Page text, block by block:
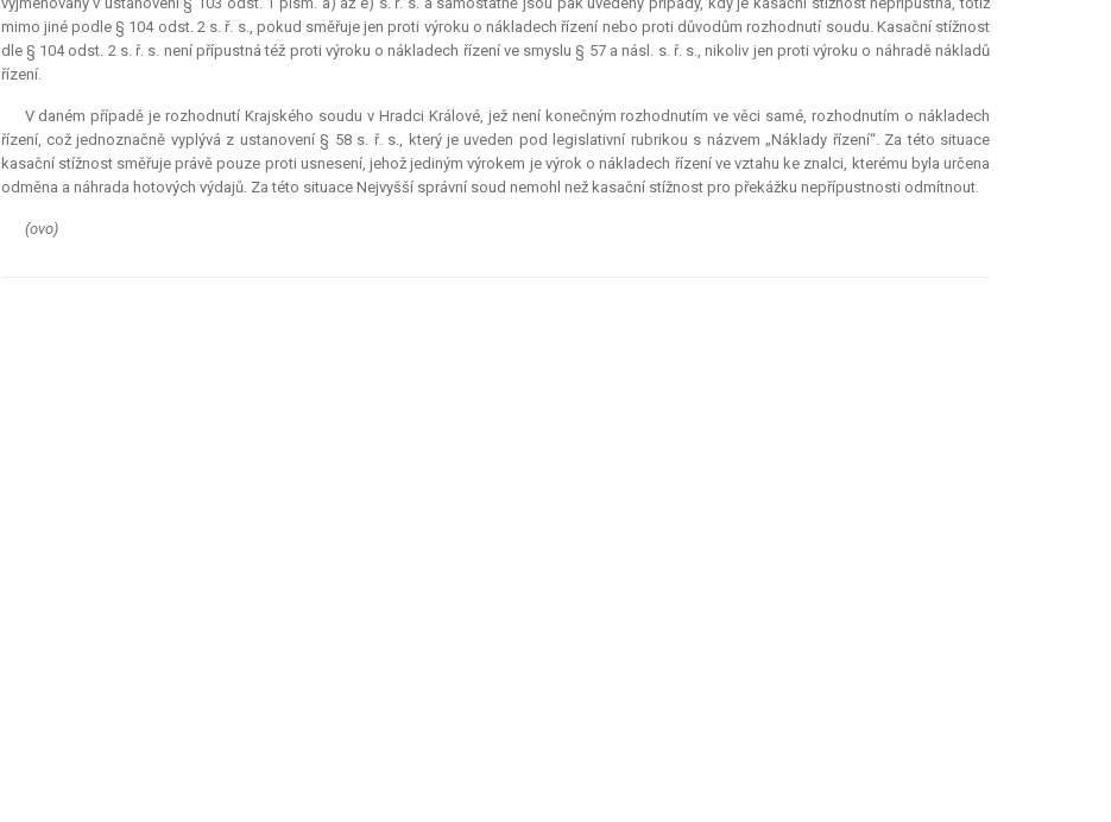
mimo jiné podle § 104 odst. 2 s. ř. s., pokud směřuje jen proti výroku o nákladech řízení nebo proti důvodům rozhodnutí soudu. Kasační stížnost
dle § 104 odst. 2 s. ř. s. není přípustná též proti výroku o nákladech řízení ve smyslu § 57 a násl. s. ř. s., nikoliv jen proti výroku o náhradě nákladů
řízení.
V daném případě je rozhodnutí Krajského soudu v Hradci Králové, jež není konečným rozhodnutím ve věci samé, rozhodnutím o nákladech
řízení, což jednoznačně vyplývá z ustanovení § 58 s. ř. s., který je uveden pod legislativní rubrikou s názvem „Náklady řízení“. Za této situace
kasační stížnost směřuje právě pouze proti usnesení, jehož jediným výrokem je výrok o nákladech řízení ve vztahu ke znalci, kterému byla určena
odměna a náhrada hotových výdajů. Za této situace Nejvyšší správní soud nemohl než kasační stížnost pro překážku nepřípustnosti odmítnout.
(ovo)